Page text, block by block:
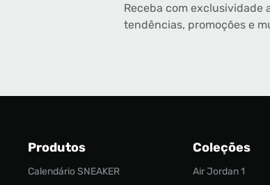
Receba com exclusividade
tendências, promoções e
Produtos
Calendário SNEAKER
Coleções
Air Jordan 1